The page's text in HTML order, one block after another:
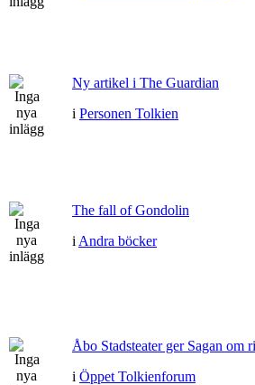
Ny artikel i The Guardian
i Personen Tolkien
The fall of Gondolin
i Andra böcker
Åbo Stadsteater ger Sagan om
i Öppet Tolkienforum